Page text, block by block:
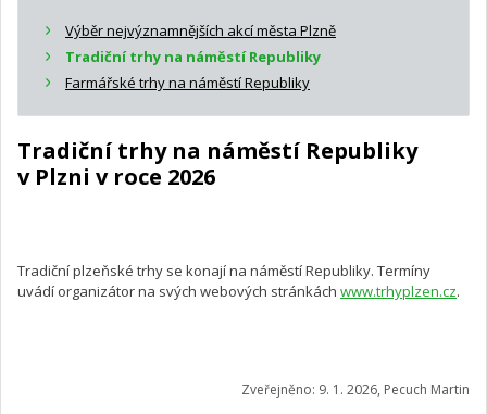
Výběr nejvýznamnějších akcí města Plzně
Tradiční trhy na náměstí Republiky
Farmářské trhy na náměstí Republiky
Tradiční trhy na náměstí Republiky
v Plzni v roce 2026
Tradiční plzeňské trhy se konají na náměstí Republiky. Termíny
uvádí organizátor na svých webových stránkách www.trhyplzen.cz.
Zveřejněno: 9. 1. 2026, Pecuch Martin